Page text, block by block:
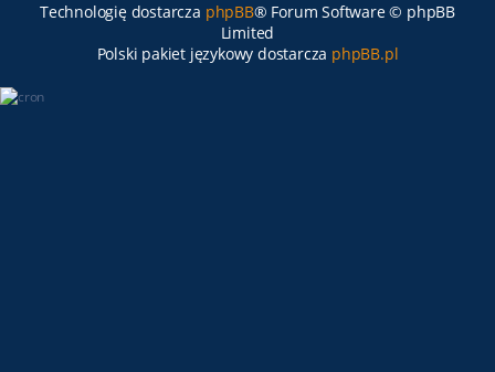
Technologię dostarcza phpBB® Forum Software © phpBB
Limited
Polski pakiet językowy dostarcza phpBB.pl